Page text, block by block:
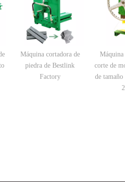
Máquina cortadora de
piedra de Bestlink
Factory
Máquina
corte de
de